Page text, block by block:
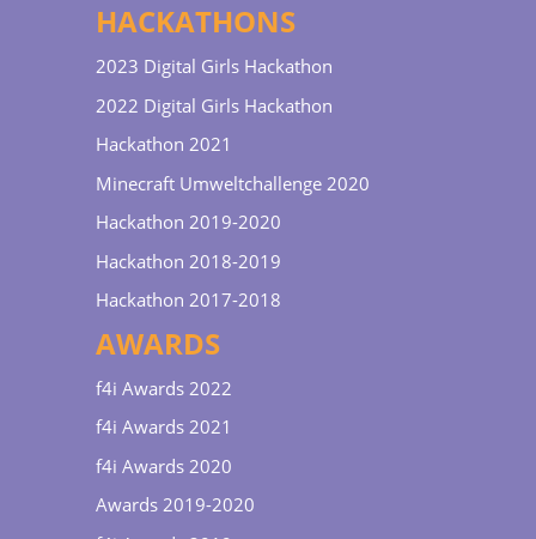
HACKATHONS
2023 Digital Girls Hackathon
2022 Digital Girls Hackathon
Hackathon 2021
Minecraft Umweltchallenge 2020
Hackathon 2019-2020
Hackathon 2018-2019
Hackathon 2017-2018
AWARDS
f4i Awards 2022
f4i Awards 2021
f4i Awards 2020
Awards 2019-2020